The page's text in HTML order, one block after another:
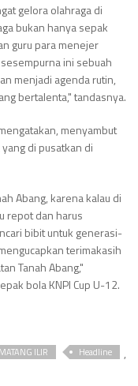
gelora olahraga di
bukan hanya sepak
guru para menejer
ini sebuah
menjadi agenda rutin,
bertalenta," tandasnya.
menyambut
di pusatkan di
Abang, karena kalau di
repot dan harus
bibit untuk generasi-
terimakasih
Tanah Abang,"
bola KNPI Cup U-12.
ILIR ,
Headline